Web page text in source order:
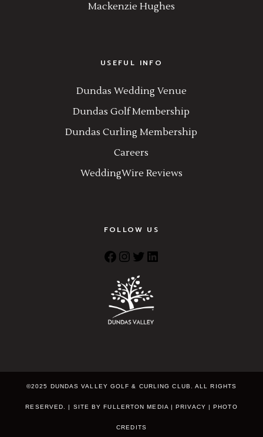
Mackenzie Hughes
USEFUL INFO
Dundas Wedding Venue
Dundas Golf Membership
Dundas Curling Membership
Careers
WeddingWire Reviews
FOLLOW US
©2025 DUNDAS VALLEY GOLF & CURLING CLUB. ALL RIGHTS
RESERVED. | SITE BYFULLERTON MEDIA |PRIVACY |PHOTO
CREDITS